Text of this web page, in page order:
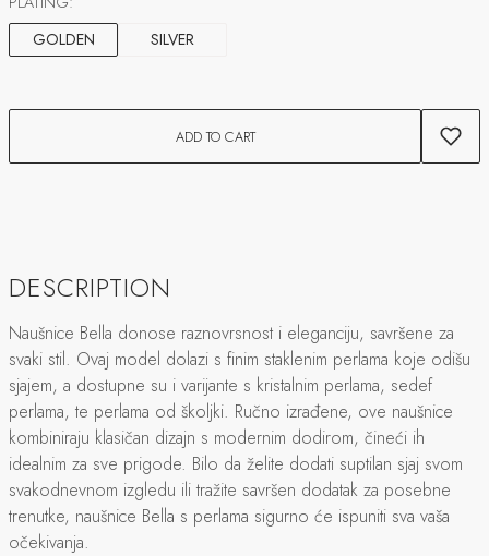
GOLDEN
SILVER
ADD TO CART
DESCRIPTION
Naušnice Bella donose raznovrsnost i eleganciju, savršene za
svaki stil. Ovaj model dolazi s finim staklenim perlama koje odišu
sjajem, a dostupne su i varijante s kristalnim perlama, sedef
perlama, te perlama od školjki. Ručno izrađene, ove naušnice
kombiniraju klasičan dizajn s modernim dodirom, čineći ih
idealnim za sve prigode. Bilo da želite dodati suptilan sjaj svom
svakodnevnom izgledu ili tražite savršen dodatak za posebne
trenutke, naušnice Bella s perlama sigurno će ispuniti sva vaša
očekivanja.